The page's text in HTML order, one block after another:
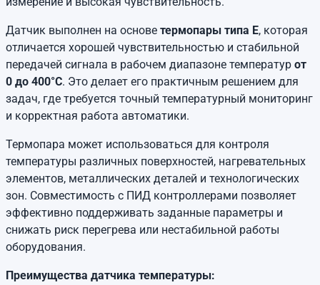
Датчик выполнен на основе термопары типа E, которая
отличается хорошей чувствительностью и стабильной
передачей сигнала в рабочем диапазоне температур от
0 до 400°C. Это делает его практичным решением для
задач, где требуется точный температурный мониторинг
и корректная работа автоматики.
Термопара может использоваться для контроля
температуры различных поверхностей, нагревательных
элементов, металлических деталей и технологических
зон. Совместимость с ПИД контроллерами позволяет
эффективно поддерживать заданные параметры и
снижать риск перегрева или нестабильной работы
оборудования.
Преимущества датчика температуры: